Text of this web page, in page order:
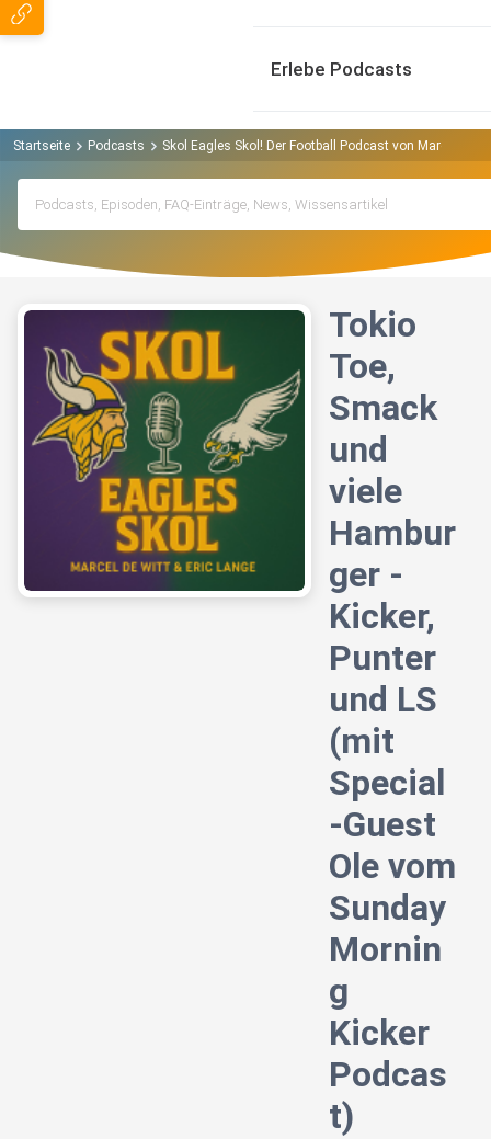
Erlebe Podcasts
Startseite Podcasts Skol Eagles Skol! Der Football Podcast von Marcel de
Tokio
Toe,
Smack
und
viele
Hambur
ger -
Kicker,
Punter
und LS
(mit
Special
-Guest
Ole vom
Sunday
Mornin
g
Kicker
Podcas
t)